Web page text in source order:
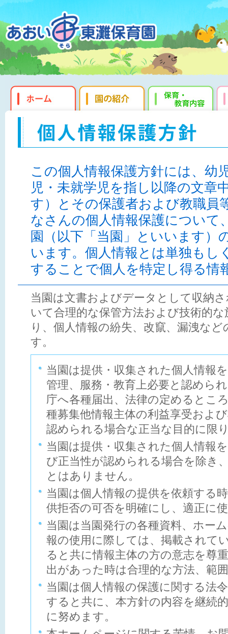
この個人情報保護方針には、幼
児・未就学児を指し以降の文章
す）とその保護者および教職員
なさんの個人情報保護について
園（以下「当園」といいます）
います。個人情報とは単独もし
することで個人を特定し得る情
当園は文書およびデータとして収納
いて合理的な保管方法および技術的
り、個人情報の紛失、改竄、漏洩な
す。
当園は提供・収集された個人情報
管理、服務・教育上必要と認めら
庁へ各種届出、法律の定めるとこ
種募集他情報主体の利益享受およ
認められる場合な正当な目的に限
当園は提供・収集された個人情報
び正当性が認められる場合を除き
とはありません。
当園は個人情報の提供を依頼する
供拒否の可否を明確にし、適正に
当園は当園発行の各種資料、ホー
報の使用に際しては、掲載されて
ると共に情報主体の方の意志を尊
出があった時は合理的な方法、範
当園は個人情報の保護に関する法
すると共に、本方針の内容を継続
に努めます。